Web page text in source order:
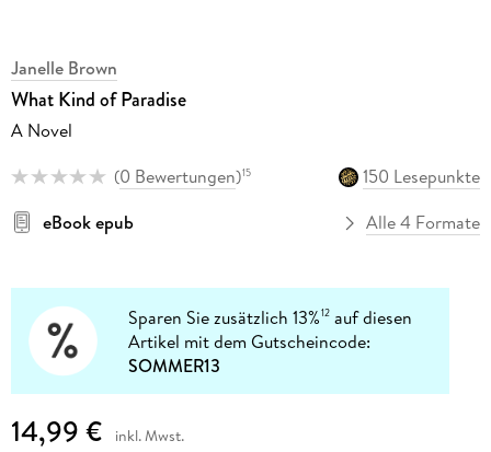
Janelle Brown
What Kind of Paradise
A Novel
(0 Bewertungen)15
150 Lesepunkte
eBook epub
Alle 4 Formate
Sparen Sie zusätzlich 13%12 auf diesen
Artikel mit dem Gutscheincode:
SOMMER13
14,99 € inkl. Mwst.